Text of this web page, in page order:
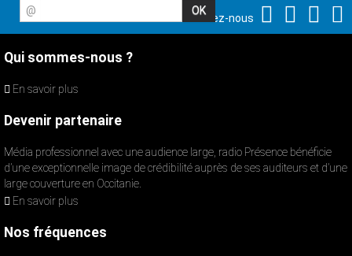
@
Suivez-nous
Qui sommes-nous ?
En savoir plus
Devenir partenaire
Média professionnel avec une audience large, radio Présence bénéficie
d’une exceptionnelle image de crédibilité auprès de ses auditeurs et d’une
large couverture en Occitanie.
En savoir plus
Nos fréquences